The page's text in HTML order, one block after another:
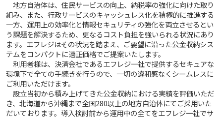
地方自治体は、住民サービスの向上、納税率の強化に向けた取り
組み、また、行政サービスのキャッシュレス化を積極的に推進する
一方、運用上の効率化と情報セキュリティの強化を両立させるとい
う課題を解決するため、更なるコスト負担を強いられる状況にあり
ます。エフレジはその状況を踏まえ、ご要望に沿った公金収納シス
テムをコンパクトに適正価格でご提案いたします。
利用者様は、決済会社であるエフレジ一社で提供するセキュアな
環境下で全ての手続きを行うので、一切の違和感なくシームレスに
ご利用いただけます。
設立当初から積み上げてきた公金収納における実績を評価いただ
き、北海道から沖縄まで全国280以上の地方自治体にてご採用いた
だいております。導入検討前から運用中の全てをエフレジ一社でサ